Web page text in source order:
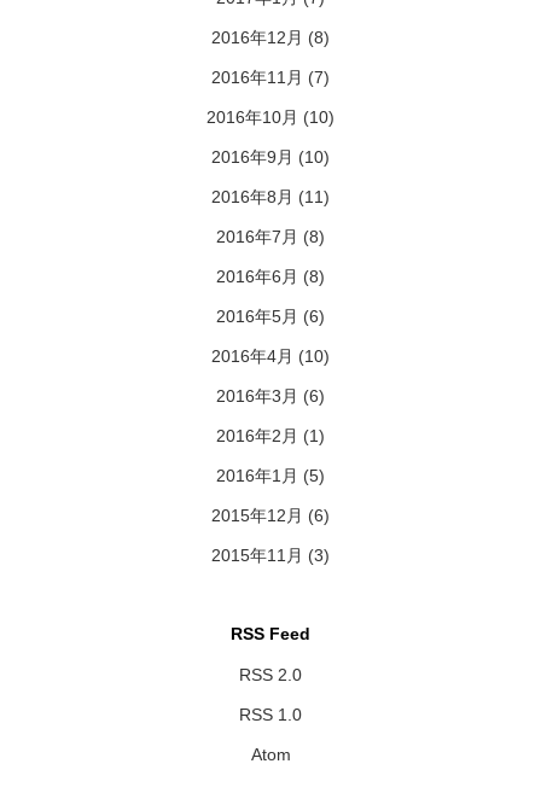
2016年12月 (8)
2016年11月 (7)
2016年10月 (10)
2016年9月 (10)
2016年8月 (11)
2016年7月 (8)
2016年6月 (8)
2016年5月 (6)
2016年4月 (10)
2016年3月 (6)
2016年2月 (1)
2016年1月 (5)
2015年12月 (6)
2015年11月 (3)
RSS Feed
RSS 2.0
RSS 1.0
Atom